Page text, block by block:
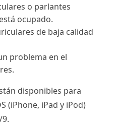
o parlantes
ocupado.
de baja calidad
problema en el
disponibles para
(iPhone, iPad y iPod)